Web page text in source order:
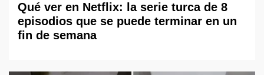
Qué ver en Netflix: la serie turca de 8
episodios que se puede terminar en un
fin de semana